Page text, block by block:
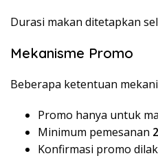
Durasi makan ditetapkan
Mekanisme Promo
Beberapa ketentuan
Promo hanya untuk
Minimum pemesanan
Konfirmasi promo